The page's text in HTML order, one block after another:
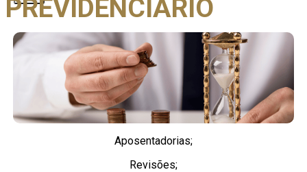
PREVIDENCIÁRIO
Aposentadorias;
Revisões;